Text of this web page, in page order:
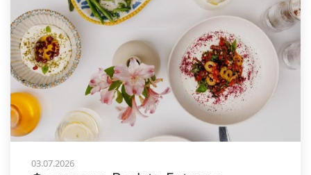
03.07.2026